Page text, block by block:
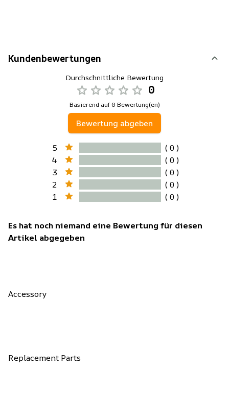
Kundenbewertungen
Durchschnittliche Bewertung
0
Basierend auf 0 Bewertung(en)
Bewertung abgeben
5
( 0 )
4
( 0 )
3
( 0 )
2
( 0 )
1
( 0 )
Es hat noch niemand eine Bewertung für diesen
Artikel abgegeben
Accessory
Replacement Parts